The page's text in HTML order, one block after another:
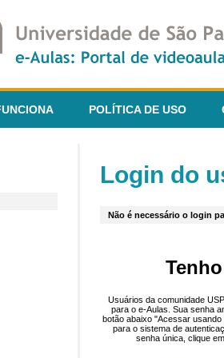
POLÍTICA DE USO
Login do
Não é necessário o login
Usuários da comunidade
para o e-Aulas. Sua senha
botão abaixo "Acessar
para o sistema de
senha única, clique